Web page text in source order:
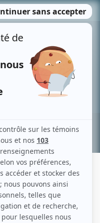
MENU
Recherche avancée »